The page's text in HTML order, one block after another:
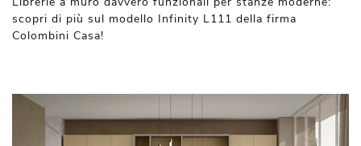
scopri di più sul modello Infinity L111 della firma
Colombini Casa!